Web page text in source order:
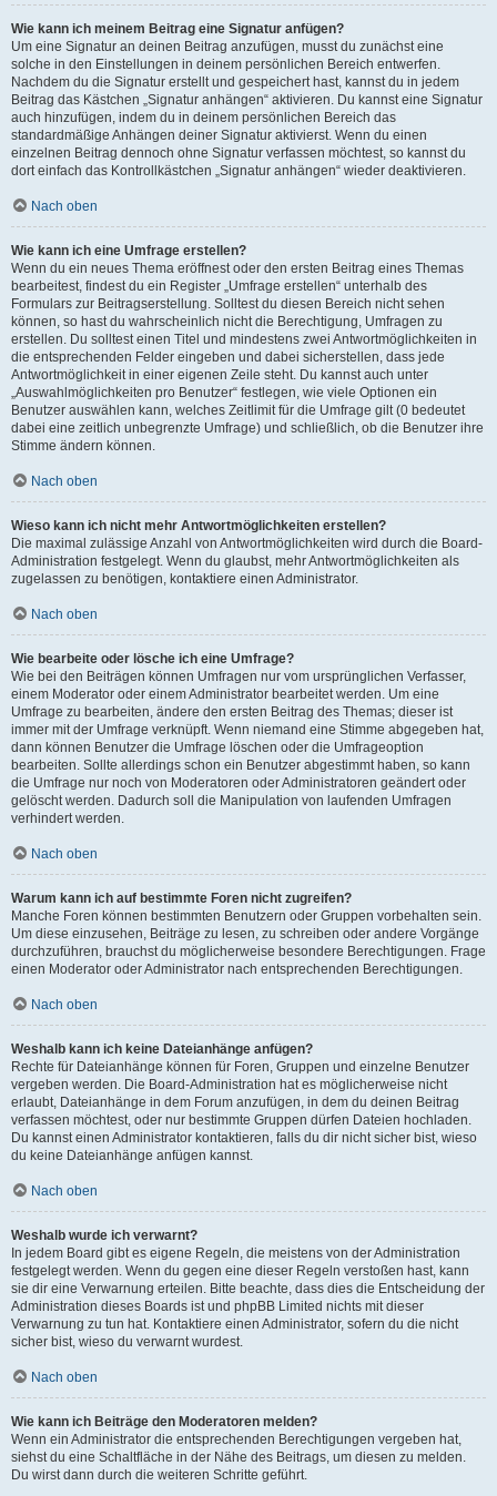
Wie kann ich meinem Beitrag eine Signatur anfügen?
Um eine Signatur an deinen Beitrag anzufügen, musst du zunächst eine
solche in den Einstellungen in deinem persönlichen Bereich entwerfen.
Nachdem du die Signatur erstellt und gespeichert hast, kannst du in jedem
Beitrag das Kästchen „Signatur anhängen“ aktivieren. Du kannst eine Signatur
auch hinzufügen, indem du in deinem persönlichen Bereich das
standardmäßige Anhängen deiner Signatur aktivierst. Wenn du einen
einzelnen Beitrag dennoch ohne Signatur verfassen möchtest, so kannst du
dort einfach das Kontrollkästchen „Signatur anhängen“ wieder deaktivieren.
Nach oben
Wie kann ich eine Umfrage erstellen?
Wenn du ein neues Thema eröffnest oder den ersten Beitrag eines Themas
bearbeitest, findest du ein Register „Umfrage erstellen“ unterhalb des
Formulars zur Beitragserstellung. Solltest du diesen Bereich nicht sehen
können, so hast du wahrscheinlich nicht die Berechtigung, Umfragen zu
erstellen. Du solltest einen Titel und mindestens zwei Antwortmöglichkeiten in
die entsprechenden Felder eingeben und dabei sicherstellen, dass jede
Antwortmöglichkeit in einer eigenen Zeile steht. Du kannst auch unter
„Auswahlmöglichkeiten pro Benutzer“ festlegen, wie viele Optionen ein
Benutzer auswählen kann, welches Zeitlimit für die Umfrage gilt (0 bedeutet
dabei eine zeitlich unbegrenzte Umfrage) und schließlich, ob die Benutzer ihre
Stimme ändern können.
Nach oben
Wieso kann ich nicht mehr Antwortmöglichkeiten erstellen?
Die maximal zulässige Anzahl von Antwortmöglichkeiten wird durch die Board-
Administration festgelegt. Wenn du glaubst, mehr Antwortmöglichkeiten als
zugelassen zu benötigen, kontaktiere einen Administrator.
Nach oben
Wie bearbeite oder lösche ich eine Umfrage?
Wie bei den Beiträgen können Umfragen nur vom ursprünglichen Verfasser,
einem Moderator oder einem Administrator bearbeitet werden. Um eine
Umfrage zu bearbeiten, ändere den ersten Beitrag des Themas; dieser ist
immer mit der Umfrage verknüpft. Wenn niemand eine Stimme abgegeben hat,
dann können Benutzer die Umfrage löschen oder die Umfrageoption
bearbeiten. Sollte allerdings schon ein Benutzer abgestimmt haben, so kann
die Umfrage nur noch von Moderatoren oder Administratoren geändert oder
gelöscht werden. Dadurch soll die Manipulation von laufenden Umfragen
verhindert werden.
Nach oben
Warum kann ich auf bestimmte Foren nicht zugreifen?
Manche Foren können bestimmten Benutzern oder Gruppen vorbehalten sein.
Um diese einzusehen, Beiträge zu lesen, zu schreiben oder andere Vorgänge
durchzuführen, brauchst du möglicherweise besondere Berechtigungen. Frage
einen Moderator oder Administrator nach entsprechenden Berechtigungen.
Nach oben
Weshalb kann ich keine Dateianhänge anfügen?
Rechte für Dateianhänge können für Foren, Gruppen und einzelne Benutzer
vergeben werden. Die Board-Administration hat es möglicherweise nicht
erlaubt, Dateianhänge in dem Forum anzufügen, in dem du deinen Beitrag
verfassen möchtest, oder nur bestimmte Gruppen dürfen Dateien hochladen.
Du kannst einen Administrator kontaktieren, falls du dir nicht sicher bist, wieso
du keine Dateianhänge anfügen kannst.
Nach oben
Weshalb wurde ich verwarnt?
In jedem Board gibt es eigene Regeln, die meistens von der Administration
festgelegt werden. Wenn du gegen eine dieser Regeln verstoßen hast, kann
sie dir eine Verwarnung erteilen. Bitte beachte, dass dies die Entscheidung der
Administration dieses Boards ist und phpBB Limited nichts mit dieser
Verwarnung zu tun hat. Kontaktiere einen Administrator, sofern du die nicht
sicher bist, wieso du verwarnt wurdest.
Nach oben
Wie kann ich Beiträge den Moderatoren melden?
Wenn ein Administrator die entsprechenden Berechtigungen vergeben hat,
siehst du eine Schaltfläche in der Nähe des Beitrags, um diesen zu melden.
Du wirst dann durch die weiteren Schritte geführt.